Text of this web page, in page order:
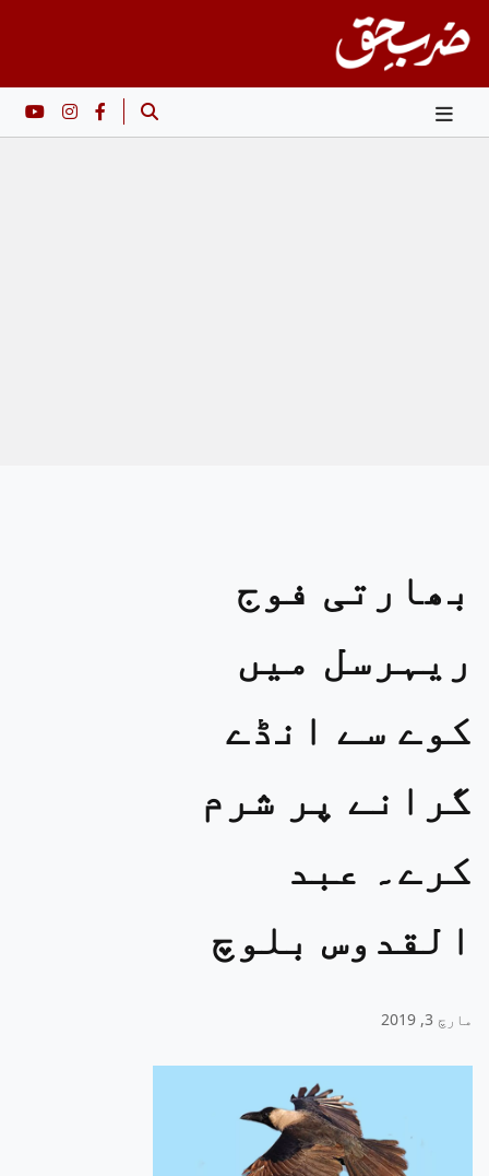
content
بھارتی فوج
ریہرسل میں
کوے سے انڈے
گرانے پر شرم
کرے۔ عبد
القدوس بلوچ
مارچ 3, 2019